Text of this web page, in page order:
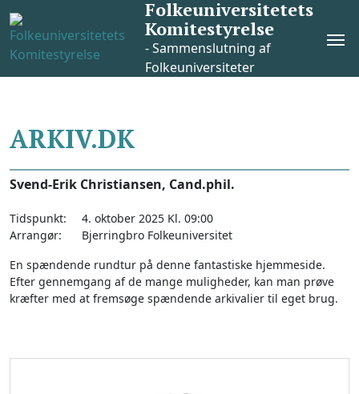
Skip
to
content
Folkeuniversitetets
Komitestyrelse
- Sammenslutning af
Folkeuniversiteter
ARKIV.DK
Svend-Erik Christiansen, Cand.phil.
Tidspunkt:
4. oktober 2025 Kl. 09:00
Arrangør:
Bjerringbro Folkeuniversitet
En spændende rundtur på denne fantastiske hjemmeside.
Efter gennemgang af de mange muligheder, kan man prøve
kræfter med at fremsøge spændende arkivalier til eget brug.